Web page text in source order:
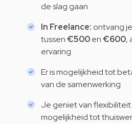
de slag gaan
In Freelance: ontvang
tussen€500en€600,
ervaring
Er is mogelijkheid tot
van de samenwerking
Je geniet van flexibiliteit
mogelijkheid tot